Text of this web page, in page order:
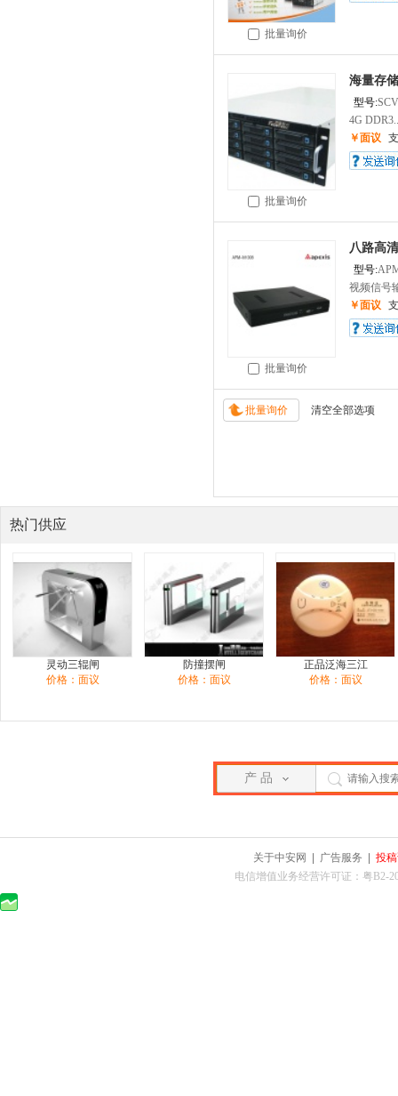
批量询价
批量询价
海量存
型号:
4G
￥面议
批量询价
八路高
型号:
视频信号
￥面议
热门供应
灵动三辊闸
价格：面议
防撞摆闸
价格：面议
正品泛海三江
价格：面议
产 品
关于中安网 广告服务
投
电信增值业务经营许可证：粤